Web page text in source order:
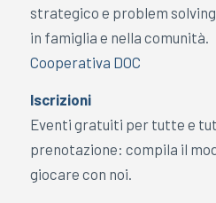
strategico e problem
in famiglia e nella comunità.
Cooperativa DOC
Iscrizioni
Eventi gratuiti per tutte e
prenotazione: compila il
giocare con noi.